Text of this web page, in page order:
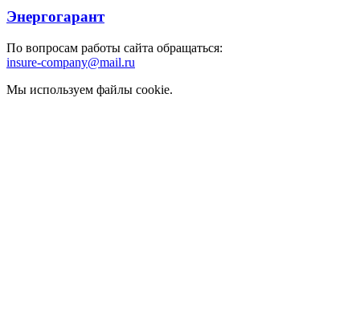
Энергогарант
По вопросам работы сайта обращаться:
insure-company@mail.ru
Мы используем файлы cookie.